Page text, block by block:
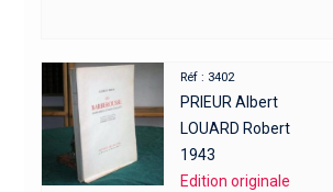
Réf : 3402
PRIEUR Albert
LOUARD Robert
1943
Edition originale